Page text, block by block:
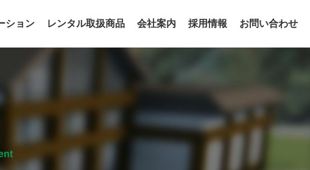
ション レンタル取扱商品 会社案内 採用情報 お問い合わせ